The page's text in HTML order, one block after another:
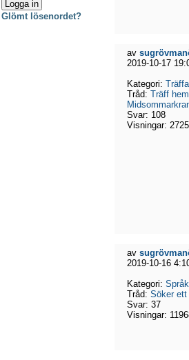
av
2019-10-17
Kategori:
Tråd: Träff
Svar: 108
Visningar:
av
2019-10-16
Kategori:
Tråd: Söker ett
Svar: 37
Visningar:
Glömt lösenordet?